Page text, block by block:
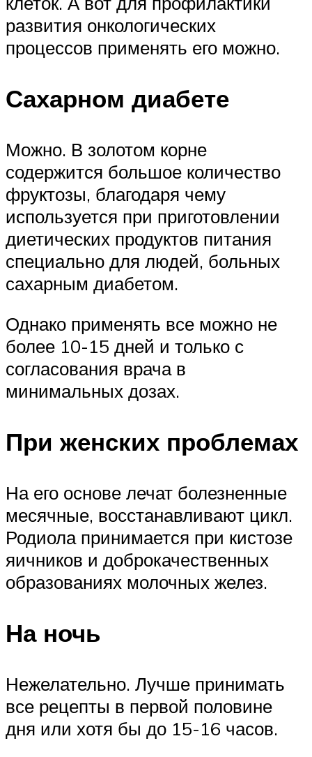
развития онкологических
процессов применять его можно.
Сахарном диабете
Можно. В золотом корне
содержится большое количество
фруктозы, благодаря чему
используется при приготовлении
диетических продуктов питания
специально для людей, больных
сахарным диабетом.
Однако применять все можно не
более 10-15 дней и только с
согласования врача в
минимальных дозах.
При женских проблемах
На его основе лечат болезненные
месячные, восстанавливают цикл.
Родиола принимается при кистозе
яичников и доброкачественных
образованиях молочных желез.
На ночь
Нежелательно. Лучше принимать
все рецепты в первой половине
дня или хотя бы до 15-16 часов.